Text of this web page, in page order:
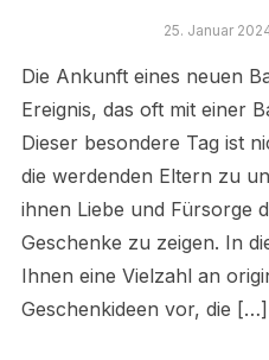
25. Januar
Die Ankunft eines neuen
Ereignis, das oft mit einer
Dieser besondere Tag ist
die werdenden Eltern zu
ihnen Liebe und Fürsorge
Geschenke zu zeigen. In
Ihnen eine Vielzahl an
Geschenkideen vor, die […]